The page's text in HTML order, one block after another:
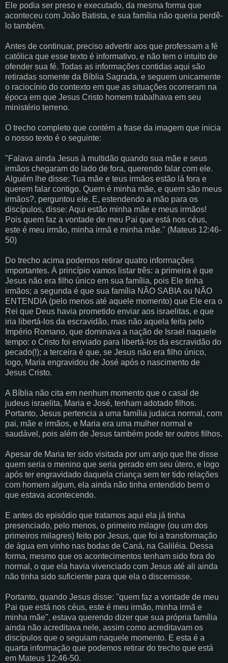
Ele podia ser preso e executado, da mesma forma que
aconteceu com João Batista, e sua família não queria perdê-
lo também.
Antes de continuar, preciso advertir aos que professam a fé
católica que esse texto é informativo, e não tem o intuito de
ofender sua fé. Todas as informações contidas aqui são
retiradas somente da Bíblia Sagrada, e seguem unicamente
o raciocínio do contexto em que as situações ocorreram na
época em que Jesus Cristo homem trabalhava em seu
ministério terreno.
O trecho completo que contém a frase da imagem que inicia
o nosso texto é o seguinte:
"Falava ainda Jesus à multidão quando sua mãe e seus
irmãos chegaram do lado de fora, querendo falar com ele.
Alguém lhe disse: Tua mãe e teus irmãos estão lá fora e
querem falar contigo. Quem é minha mãe, e quem são meus
irmãos?, perguntou ele. E, estendendo a mão para os
discípulos, disse: Aqui estão minha mãe e meus irmãos!
Pois quem faz a vontade de meu Pai que está nos céus,
este é meu irmão, minha irmã e minha mãe." (Mateus 12:46-
50)
Do trecho acima podemos retirar quatro informações
importantes. À princípio vamos listar três: a primeira é que
Jesus não era filho único em sua família, pois Ele tinha
irmãos; a segunda é que sua família NÃO SABIA ou NÃO
ENTENDIA (pelo menos até aquele momento) que Ele era o
Rei que Deus havia prometido enviar aos israelitas, e que
iria libertá-los da escravidão, mas não aquela feita pelo
Império Romano, que dominava a nação de Israel naquele
tempo: o Cristo foi enviado para libertá-los da escravidão do
pecado(!); a terceira é que, se Jesus não era filho único,
logo, Maria engravidou de José após o nascimento de
Jesus Cristo.
A Bíblia não cita em nenhum momento que o casal de
judeus israelita, Maria e José, tenham adotado filhos.
Portanto, Jesus pertencia a uma família judaica normal, com
pai, mãe e irmãos, e Maria era uma mulher normal e
saudável, pois além de Jesus também pode ter outros filhos.
Apesar de Maria ter sido visitada por um anjo que lhe disse
quem seria o menino que seria gerado em seu útero, e logo
após ter engravidado daquela criança sem ter tido relações
com homem algum, ela ainda não tinha entendido bem o
que estava acontecendo.
E antes do episódio que tratamos aqui ela já tinha
presenciado, pelo menos, o primeiro milagre (ou um dos
primeiros milagres) feito por Jesus, que foi a transformação
de água em vinho nas bodas de Caná, na Galiléia. Dessa
forma, mesmo que os acontecimentos tenham sido fora do
normal, o que ela havia vivenciado com Jesus até ali ainda
não tinha sido suficiente para que ela o discernisse.
Portanto, quando Jesus disse: "quem faz a vontade de meu
Pai que está nos céus, este é meu irmão, minha irmã e
minha mãe", estava querendo dizer que sua própria família
ainda não acreditava nele, assim como acreditavam os
discípulos que o seguiam naquele momento. E esta é a
quarta informação que podemos retirar do trecho que está
em Mateus 12:46-50.